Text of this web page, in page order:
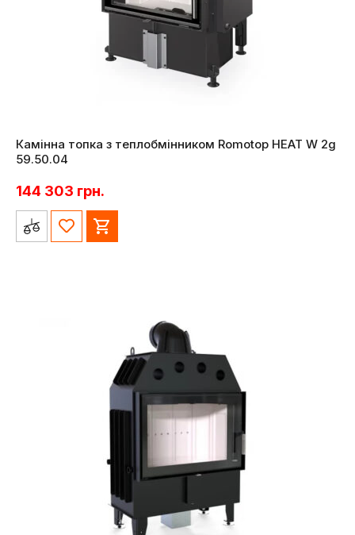
Камінна топка з теплобмінником Romotop HEAT W 2g
59.50.04
144 303 грн.